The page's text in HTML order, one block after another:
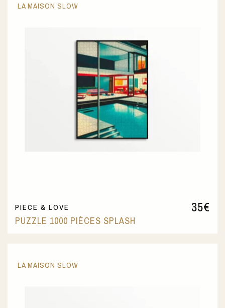
35€
PIECE & LOVE
PUZZLE 1000 PIÈCES SPLASH
LA MAISON SLOW
LA MAISON SLOW